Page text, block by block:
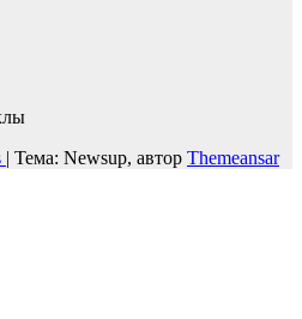
| Тема: Newsup, автор Themeansar